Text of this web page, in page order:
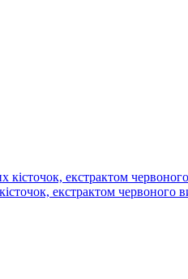
екстрактом червоного